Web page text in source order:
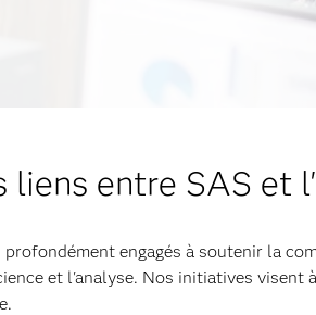
liens entre SAS et
profondément engagés à soutenir la
et l'analyse. Nos initiatives